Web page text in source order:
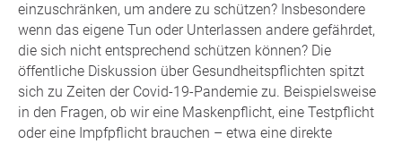
einzuschränken, um andere zu schützen? Insbesondere
wenn das eigene Tun oder Unterlassen andere gefährdet,
die sich nicht entsprechend schützen können? Die
öffentliche Diskussion über Gesundheitspflichten spitzt
sich zu Zeiten der Covid-19-Pandemie zu. Beispielsweise
in den Fragen, ob wir eine Maskenpflicht, eine Testpflicht
oder eine Impfpflicht brauchen – etwa eine direkte